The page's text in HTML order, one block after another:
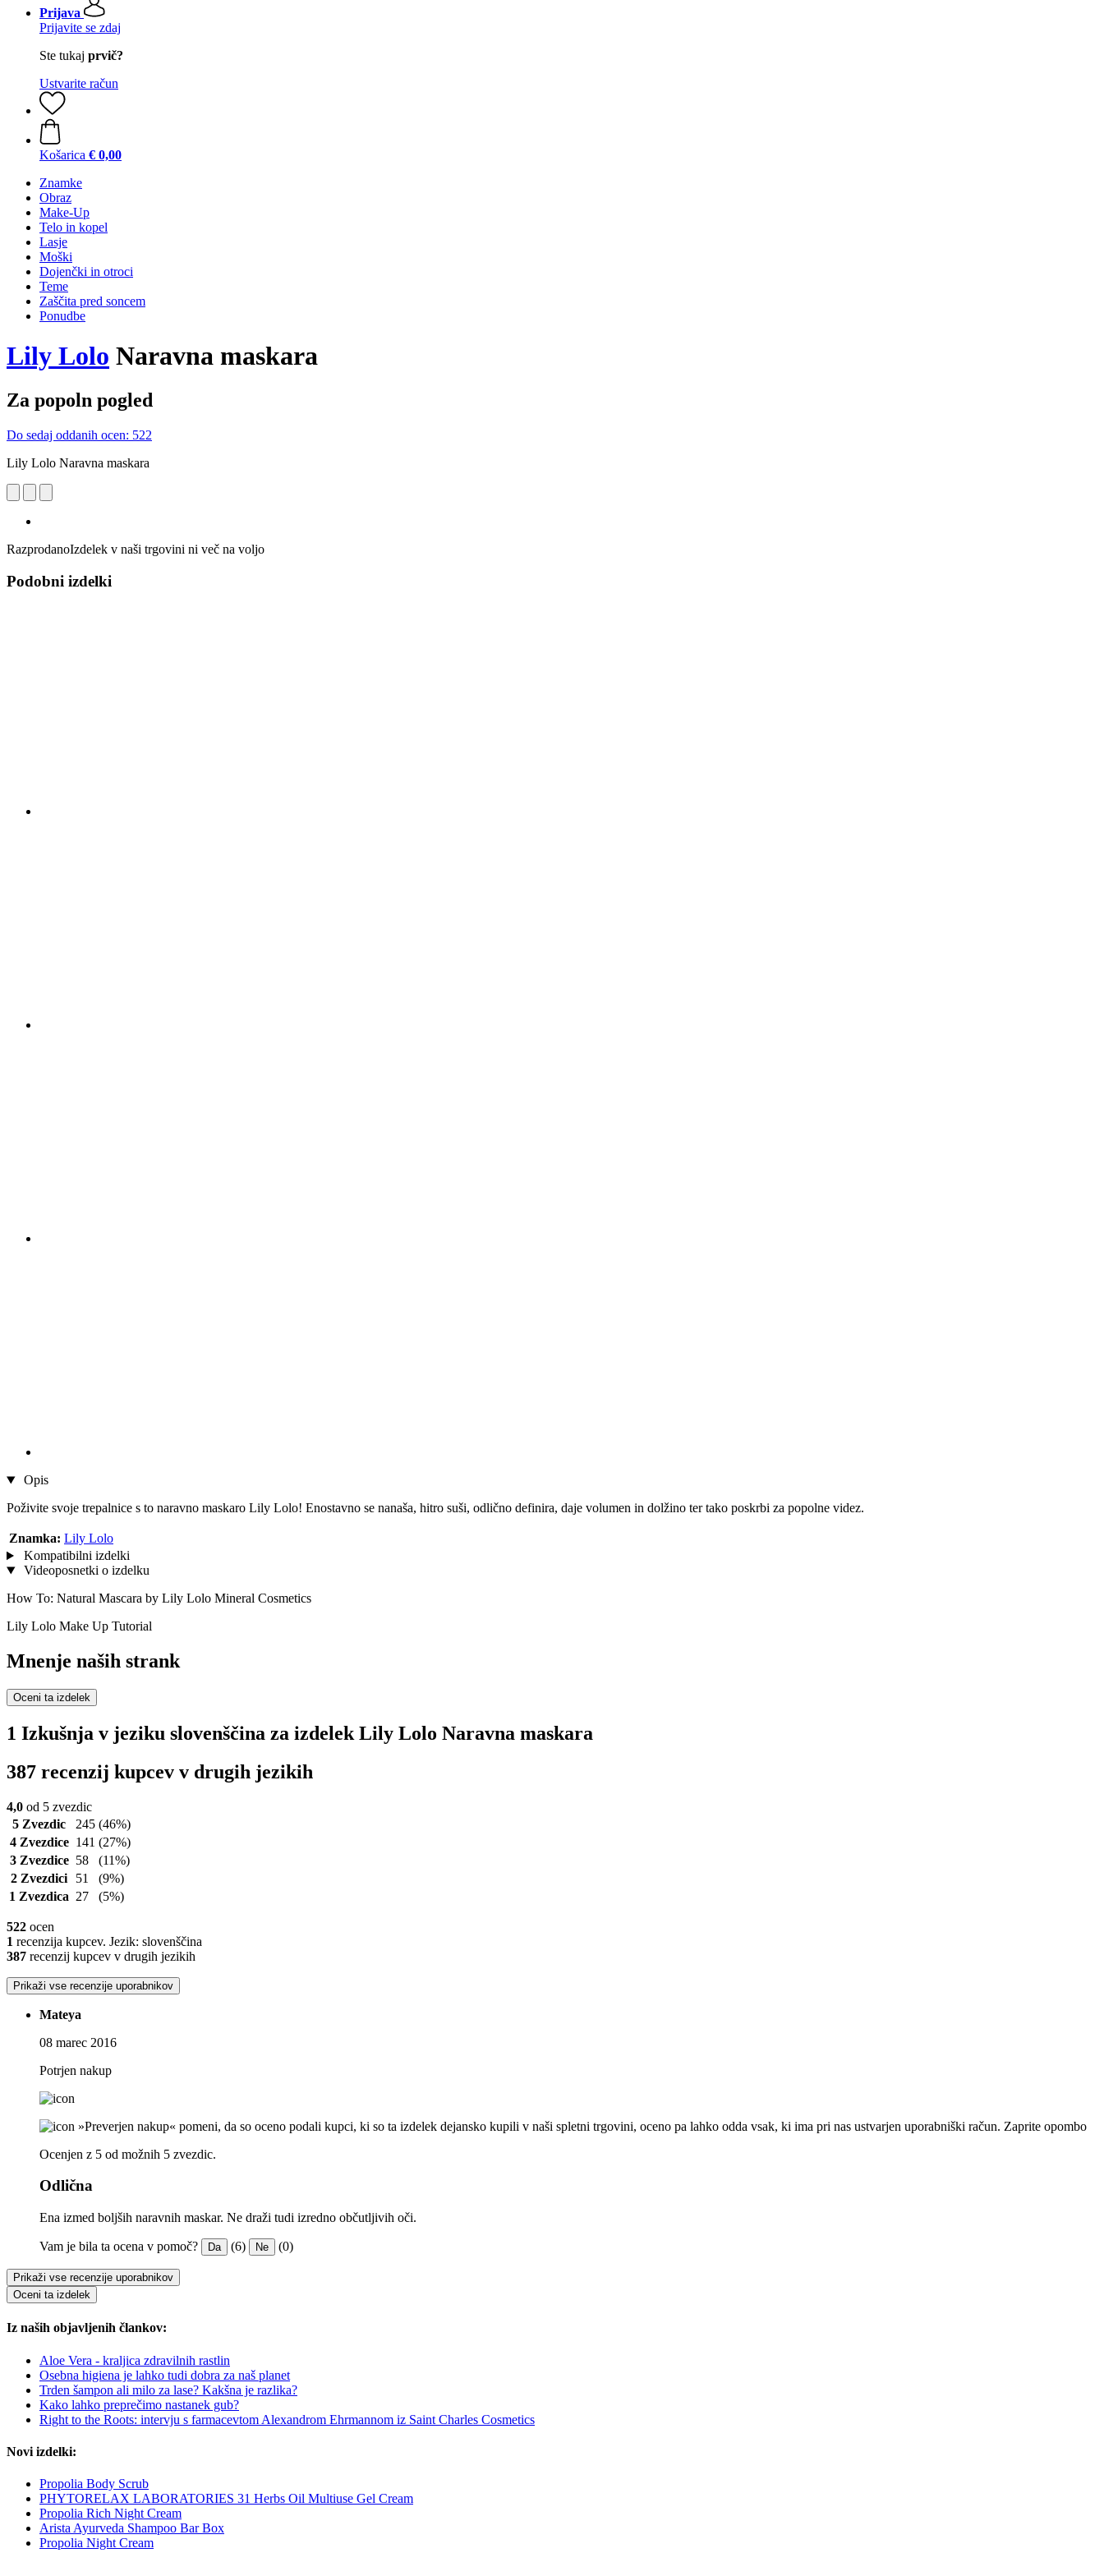
Prijava
Prijavite se zdaj
Ste tukaj prvič?
Ustvarite račun
Košarica € 0,00
Znamke
Obraz
Make-Up
Telo in kopel
Lasje
Moški
Dojenčki in otroci
Teme
Zaščita pred soncem
Ponudbe
Lily Lolo Naravna maskara
Za popoln pogled
Do sedaj oddanih ocen: 522
Lily Lolo Naravna maskara
RazprodanoIzdelek v naši trgovini ni več na voljo
Podobni izdelki
Opis
Poživite svoje trepalnice s to naravno maskaro Lily Lolo! Enostavno se nanaša, hitro suši, odlično definira, daje volumen in dolžino ter tako poskrbi za popolne videz.
Znamka: Lily Lolo
Kompatibilni izdelki
Videoposnetki o izdelku
How To: Natural Mascara by Lily Lolo Mineral Cosmetics
Lily Lolo Make Up Tutorial
Mnenje naših strank
Oceni ta izdelek
1 Izkušnja v jeziku slovenščina za izdelek Lily Lolo Naravna maskara
387 recenzij kupcev v drugih jezikih
4,0 od 5 zvezdic
5 Zvezdic
245 (46%)
4 Zvezdice 141 (27%)
3 Zvezdice 58
(11%)
2 Zvezdici
51
(9%)
1 Zvezdica 27 (5%)
522 ocen
1 recenzija kupcev. Jezik: slovenščina
387 recenzij kupcev v drugih jezikih
Prikaži vse recenzije uporabnikov
Mateya
08 marec 2016
Potrjen nakup
»Preverjen nakup« pomeni, da so oceno podali kupci, ki so ta izdelek dejansko kupili v naši spletni trgovini, oceno pa lahko odda vsak, ki ima pri nas ustvarjen uporabniški račun. Zaprite opombo
Ocenjen z 5 od možnih 5 zvezdic.
Odlična
Ena izmed boljših naravnih maskar. Ne draži tudi izredno občutljivih oči.
Vam je bila ta ocena v pomoč? Da (6) Ne (0)
Prikaži vse recenzije uporabnikov
Oceni ta izdelek
Iz naših objavljenih člankov:
Aloe Vera - kraljica zdravilnih rastlin
Osebna higiena je lahko tudi dobra za naš planet
Trden šampon ali milo za lase? Kakšna je razlika?
Kako lahko preprečimo nastanek gub?
Right to the Roots: intervju s farmacevtom Alexandrom Ehrmannom iz Saint Charles Cosmetics
Novi izdelki:
Propolia Body Scrub
PHYTORELAX LABORATORIES 31 Herbs Oil Multiuse Gel Cream
Propolia Rich Night Cream
Arista Ayurveda Shampoo Bar Box
Propolia Night Cream